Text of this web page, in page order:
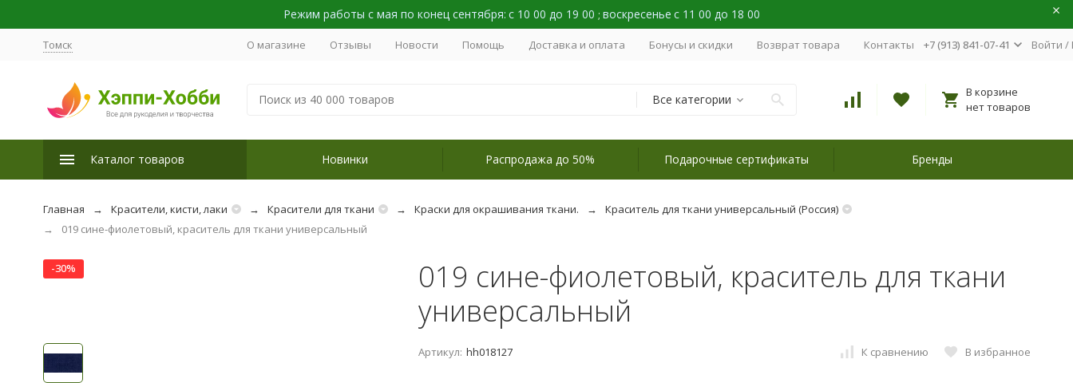
Режим работы с мая по конец сентября: с 10 00 до 19 00 ; воскресенье с 11 00 до 18 00
Томск О магазине Отзывы Новости Помощь Доставка и оплата Бонусы и скидки Возврат товара Контакты +7 (913) 841-07-41 Войти /
Все категории
В корзине
нет товаров
Каталог товаров Новинки Распродажа до 50% Подарочные сертификаты Бренды
Главная Красители, кисти, лаки Красители для ткани Краски для окрашивания ткани.
Краситель для ткани универсальный (Россия)
019 сине-фиолетовый, краситель для ткани универсальный
-30%
019 сине-фиолетовый, краситель для ткани
универсальный
Артикул: hh018127 К сравнению В избранное